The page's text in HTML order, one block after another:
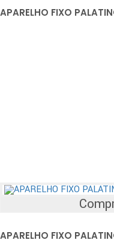
APARELHO FIXO
APARELHO FIXO